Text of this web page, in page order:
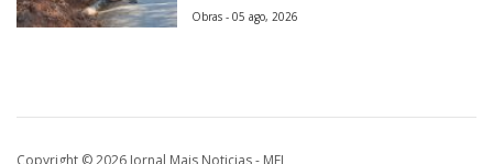
Obras - 05 ago, 2026
Copyright © 2026 Jornal Mais Noticias - MEI